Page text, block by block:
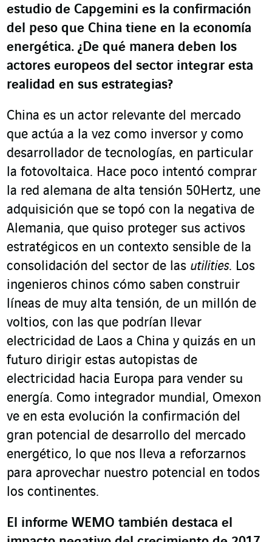
estudio de Capgemini es la confirmación
del peso que China tiene en la economía
energética. ¿De qué manera deben los
actores europeos del sector integrar esta
realidad en sus estrategias?
China es un actor relevante del mercado
que actúa a la vez como inversor y como
desarrollador de tecnologías, en particular
la fotovoltaica. Hace poco intentó comprar
la red alemana de alta tensión 50Hertz, une
adquisición que se topó con la negativa de
Alemania, que quiso proteger sus activos
estratégicos en un contexto sensible de la
consolidación del sector de las utilities. Los
ingenieros chinos cómo saben construir
líneas de muy alta tensión, de un millón de
voltios, con las que podrían llevar
electricidad de Laos a China y quizás en un
futuro dirigir estas autopistas de
electricidad hacia Europa para vender su
energía. Como integrador mundial, Omexon
ve en esta evolución la confirmación del
gran potencial de desarrollo del mercado
energético, lo que nos lleva a reforzarnos
para aprovechar nuestro potencial en todos
los continentes.
El informe WEMO también destaca el